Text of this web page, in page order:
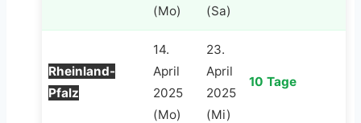
(Mo)
(Sa)
Rheinland-
Pfalz
14.
April
2025
(Mo)
23.
April
2025
(Mi)
10 Tage